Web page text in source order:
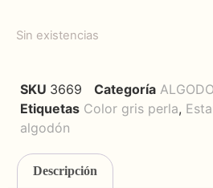
Sin existencias
SKU 3669 Categoría
Etiquetas Color gris perla,
algodón
Descripción